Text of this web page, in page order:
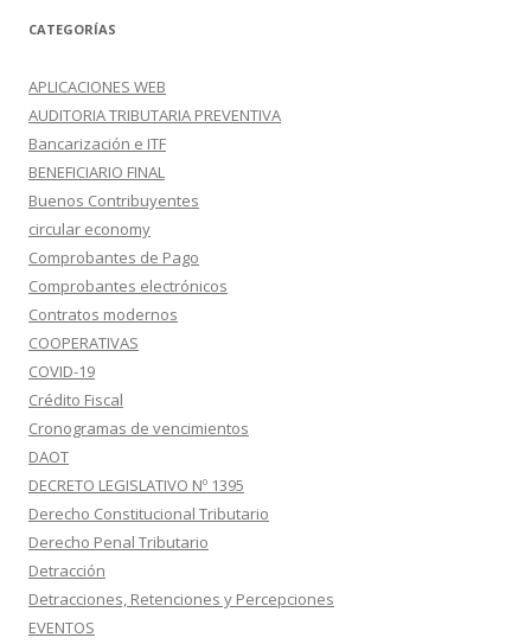
CATEGORÍAS
APLICACIONES WEB
AUDITORIA TRIBUTARIA PREVENTIVA
Bancarización e ITF
BENEFICIARIO FINAL
Buenos Contribuyentes
circular economy
Comprobantes de Pago
Comprobantes electrónicos
Contratos modernos
COOPERATIVAS
COVID-19
Crédito Fiscal
Cronogramas de vencimientos
DAOT
DECRETO LEGISLATIVO Nº 1395
Derecho Constitucional Tributario
Derecho Penal Tributario
Detracción
Detracciones, Retenciones y Percepciones
EVENTOS